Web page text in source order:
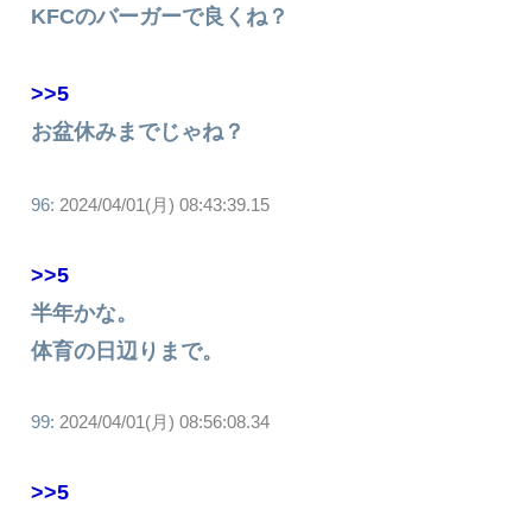
KFCのバーガーで良くね？
>>5
お盆休みまでじゃね？
96: 2024/04/01(月) 08:43:39.15
>>5
半年かな。
体育の日辺りまで。
99: 2024/04/01(月) 08:56:08.34
>>5